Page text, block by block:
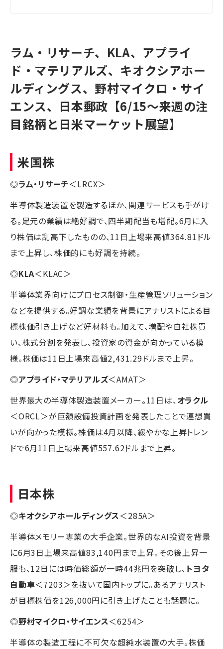
ラム・リサーチ、KLA、アプライ
ド・マテリアルズ、キオクシアホー
ルディングス、野村マイクロ・サイ
エンス、日本郵政【6/15〜来週の注
目銘柄と日米マーケット展望】
米国株
◎ラム・リサーチ＜LRCX＞
半導体製造装置を製造するほか、関連サービスも手がけ
る。足元の業績は絶好調で、四半期配当も増配。6月に入
り株価は乱高下したものの、11日上場来高値364.81ドル
まで上昇し、株価的にも好調を持続。
◎KLA＜KLAC＞
半導体業界向けにプロセス制御・生産管理ソリューション
などを提供する。好調な業績を背景にアナリストによる目
標株価引き上げなど好材料も。加えて、増配や自社株買
い、株式分割を発表し、投資家の資金が向かっている模
様。株価は11日上場来高値2,431.29ドルまで上昇。
◎アプライド・マテリアルズ＜AMAT＞
世界最大の半導体製造装置メーカー。11日は、オラクル
＜ORCL＞が巨額設備投資計画を発表したことで連想買
いが向かった模様。株価は4月以降、緩やかな上昇トレン
ドで6月11日上場来高値557.62ドルまで上昇。
日本株
◎キオクシアホールディングス＜285A＞
半導体メモリー専業の大手企業。世界的なAI投資を背景
に6月3日上場来高値83,140円まで上昇。その後上昇一
服も、12日には時価総額が一時44兆円を突破し、 トヨタ
自動車＜7203＞を抜いて国内トップに。あるアナリスト
が目標株価を126,000円に引き上げたことも話題に。
◎野村マイクロ・サイエンス＜6254＞
半導体の製造工程に不可欠な超純水装置の大手。株価